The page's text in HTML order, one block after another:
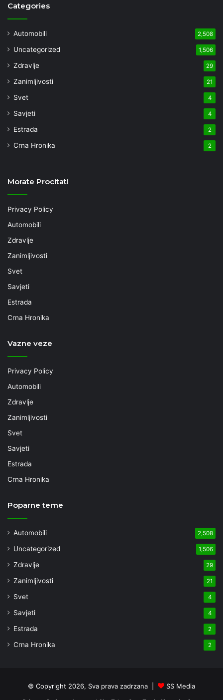
Categories
Automobili 2,508
Uncategorized 1,506
Zdravlje 29
Zanimljivosti 21
Svet 4
Savjeti 4
Estrada 2
Crna Hronika 2
Morate Procitati
Privacy Policy
Automobili
Zdravlje
Zanimljivosti
Svet
Savjeti
Estrada
Crna Hronika
Vazne veze
Privacy Policy
Automobili
Zdravlje
Zanimljivosti
Svet
Savjeti
Estrada
Crna Hronika
Poparne teme
Automobili 2,508
Uncategorized 1,506
Zdravlje 29
Zanimljivosti 21
Svet 4
Savjeti 4
Estrada 2
Crna Hronika 2
© Copyright 2026, Sva prava zadrzana |
SS Media